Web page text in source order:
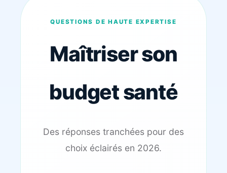
QUESTIONS DE HAUTE EXPERTISE
Maîtriser son
budget santé
Des réponses tranchées pour des
choix éclairés en 2026.